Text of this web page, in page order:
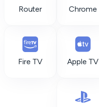
Router Chrome
Fire TV Apple TV